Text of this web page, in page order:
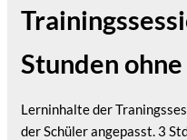
Stunden
Lerninhalte der
der Schüler angepasst. 3